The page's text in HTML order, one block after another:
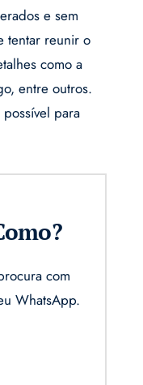
e sem
tentar reunir o
como a
entre outros.
para
com
WhatsApp.